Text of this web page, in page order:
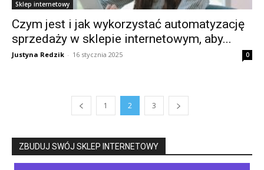
Sklep internetowy
Czym jest i jak wykorzystać automatyzację
sprzedaży w sklepie internetowym, aby...
Justyna Redzik - 16 stycznia 2025 0
1 2 3
ZBUDUJ SWÓJ SKLEP INTERNETOWY